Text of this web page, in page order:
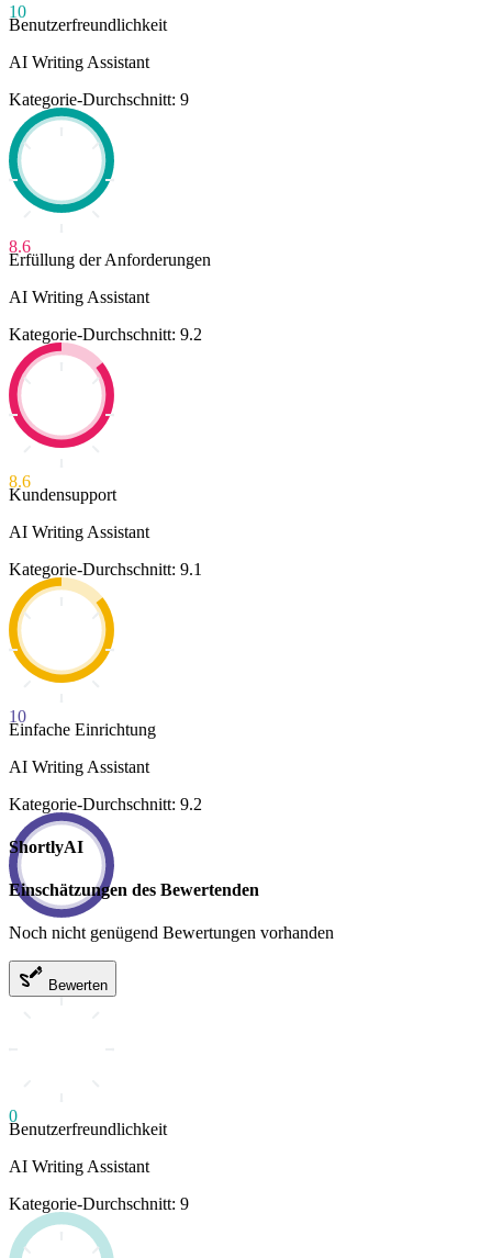
10
Benutzerfreundlichkeit
AI Writing Assistant
Kategorie-Durchschnitt: 9
8.6
Erfüllung der Anforderungen
AI Writing Assistant
Kategorie-Durchschnitt: 9.2
8.6
Kundensupport
AI Writing Assistant
Kategorie-Durchschnitt: 9.1
10
Einfache Einrichtung
AI Writing Assistant
Kategorie-Durchschnitt: 9.2
ShortlyAI
Einschätzungen des Bewertenden
Noch nicht genügend Bewertungen vorhanden
Bewerten
0
Benutzerfreundlichkeit
AI Writing Assistant
Kategorie-Durchschnitt: 9